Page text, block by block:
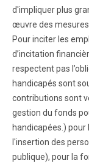
d'impliquer plus
œuvre des mesures
Pour inciter les
d’incitation
respectent pas
handicapés sont
contributions sont
gestion du fonds
handicapées.) pour
l'insertion des
publique), pour la